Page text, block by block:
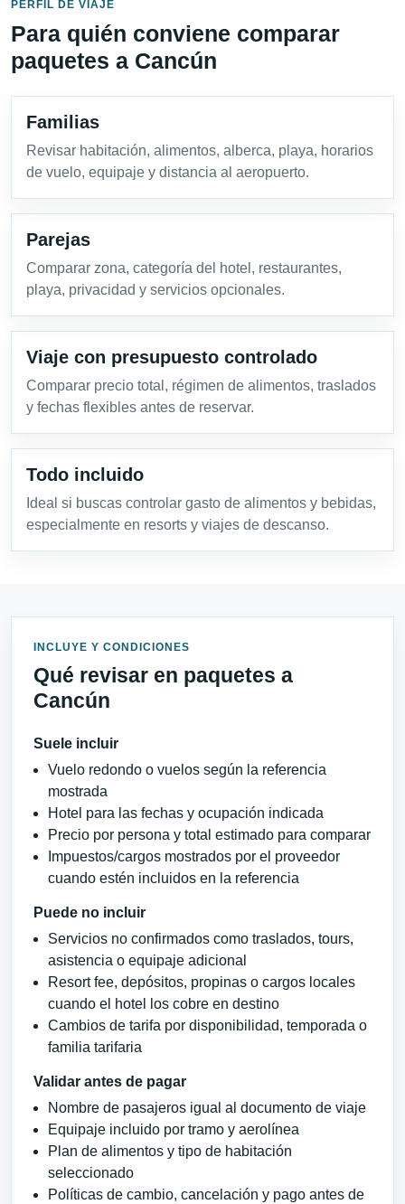
PERFIL DE VIAJE
Para quién conviene comparar
paquetes a Cancún
Familias
Revisar habitación, alimentos, alberca, playa, horarios
de vuelo, equipaje y distancia al aeropuerto.
Parejas
Comparar zona, categoría del hotel, restaurantes,
playa, privacidad y servicios opcionales.
Viaje con presupuesto controlado
Comparar precio total, régimen de alimentos, traslados
y fechas flexibles antes de reservar.
Todo incluido
Ideal si buscas controlar gasto de alimentos y bebidas,
especialmente en resorts y viajes de descanso.
INCLUYE Y CONDICIONES
Qué revisar en paquetes a
Cancún
Suele incluir
Vuelo redondo o vuelos según la referencia
mostrada
Hotel para las fechas y ocupación indicada
Precio por persona y total estimado para comparar
Impuestos/cargos mostrados por el proveedor
cuando estén incluidos en la referencia
Puede no incluir
Servicios no confirmados como traslados, tours,
asistencia o equipaje adicional
Resort fee, depósitos, propinas o cargos locales
cuando el hotel los cobre en destino
Cambios de tarifa por disponibilidad, temporada o
familia tarifaria
Validar antes de pagar
Nombre de pasajeros igual al documento de viaje
Equipaje incluido por tramo y aerolínea
Plan de alimentos y tipo de habitación
seleccionado
Políticas de cambio, cancelación y pago antes de